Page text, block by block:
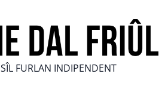
FURLAN INDIPENDENT